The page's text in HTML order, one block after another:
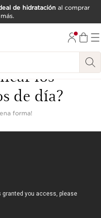
de hidrataciónal comprar
los
de día?
forma!